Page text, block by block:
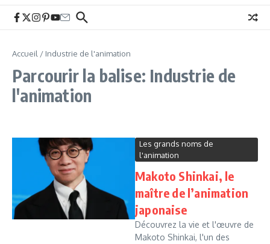
Accueil / Industrie de l'animation
Parcourir la balise: Industrie de
l'animation
Les grands noms de
l'animation
Makoto Shinkai, le
maître de l’animation
japonaise
Découvrez la vie et l'œuvre de
Makoto Shinkai, l'un des